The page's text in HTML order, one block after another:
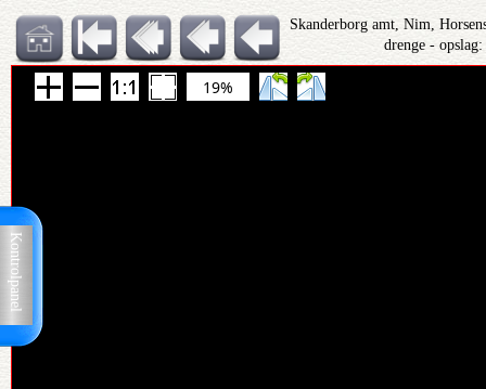
Kontrolpanel
Skanderborg amt, Nim,
drenge - opslag:
19%